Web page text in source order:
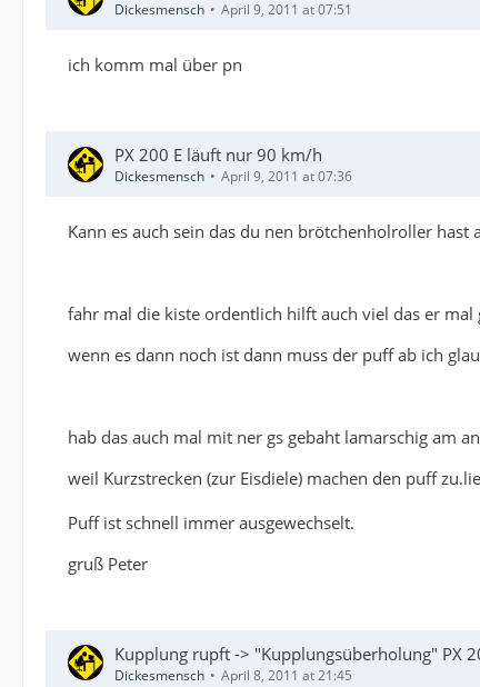
Dickesmensch April 9, 2011 at 07:51
ich komm mal über pn
PX 200 E läuft nur 90 km/h
Dickesmensch April 9, 2011 at 07:36
Kann es auch sein das du nen brötchenholroller hast
fahr mal die kiste ordentlich hilft auch viel das er
wenn es dann noch ist dann muss der puff ab ich
hab das auch mal mit ner gs gebaht lamarschig am
weil Kurzstrecken (zur Eisdiele) machen den puff
Puff ist schnell immer ausgewechselt.
gruß Peter
Kupplung rupft -> "Kupplungsüberholung" PX
Dickesmensch April 8, 2011 at 21:45